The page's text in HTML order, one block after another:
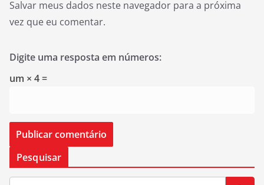
Salvar meus dados neste navegador para a próxima
vez que eu comentar.
Digite uma resposta em números:
um × 4 =
Pesquisar